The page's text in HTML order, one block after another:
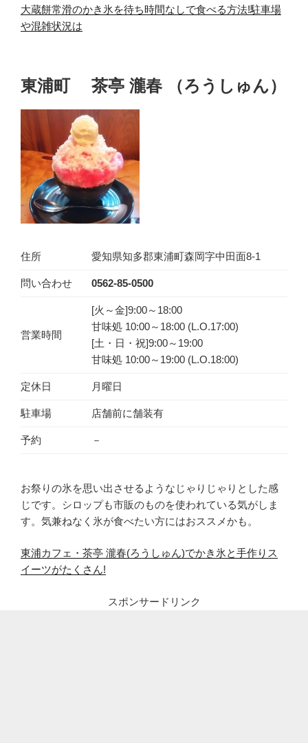
大蔵餅常滑のかき氷を待ち時間なしで食べる方法!駐車場
や混雑状況は
東浦町 茶亭 瀧春 （ろうしゅん）
住所 愛知県知多郡東浦町森岡字中田面8-1
問い合わせ 0562-85-0500
営業時間
[火～金]9:00～18:00
甘味処 10:00～18:00 (L.O.17:00)
[土・日・祝]9:00～19:00
甘味処 10:00～19:00 (L.O.18:00)
定休日 月曜日
駐車場 店舗前に舗装有
予約 －
お祭りの氷を思い出させるようなじゃりじゃりとした感
じです。シロップも市販のものを使われている気がしま
す。気兼ねなく氷が食べたい方にはおススメかも。
東浦カフェ・茶亭 瀧春(ろうしゅん)でかき氷と手作りス
イーツがたくさん!
スポンサードリンク